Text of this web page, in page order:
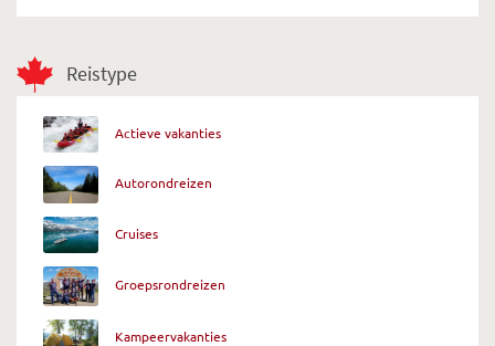
Reistype
Actieve vakanties
Autorondreizen
Cruises
Groepsrondreizen
Kampeervakanties